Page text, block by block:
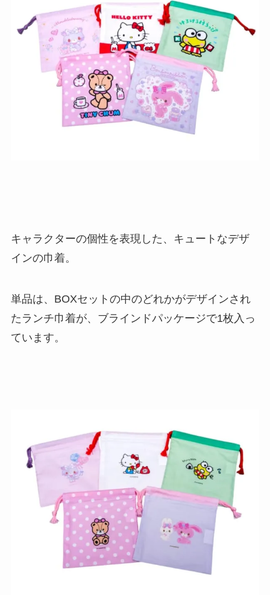
キャラクターの個性を表現した、キュートなデザ
インの巾着。
単品は、BOXセットの中のどれかがデザインされ
たランチ巾着が、ブラインドパッケージで1枚入っ
ています。